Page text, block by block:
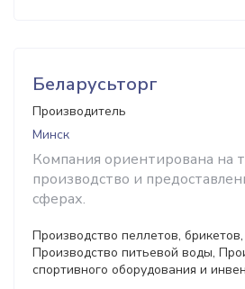
Беларусьторг
Производитель
Минск
Компания ориентирована на
производство и
сферах.
Производство пеллетов,
Производство питьевой воды,
спортивного оборудования и